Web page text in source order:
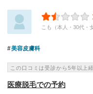
こも（本人・30代・
美容皮膚科
この口コミは受診から5年以上
医療脱毛での予約